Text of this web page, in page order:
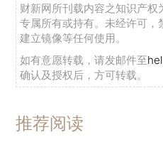
财新网所刊载内容之知识产权
专属所有或持有。未经许可，
建立镜像等任何使用。
如有意愿转载，请发邮件至
确认及授权后，方可转载。
推荐阅读